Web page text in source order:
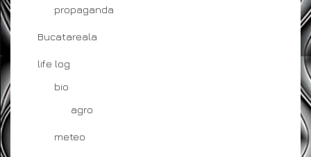
propaganda
Bucatareala
life log
bio
agro
meteo